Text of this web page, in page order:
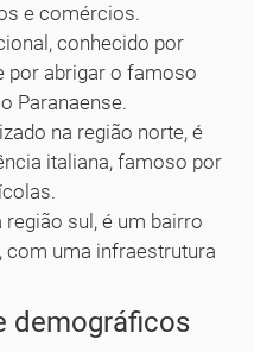
e comércios.
conhecido por
por abrigar o famoso
Paranaense.
na região norte, é
italiana, famoso por
região sul, é um bairro
com uma infraestrutura
demográficos